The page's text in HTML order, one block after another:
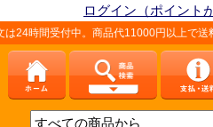
ログイン（ポイント
間受付中。商品代11000円以上で送料